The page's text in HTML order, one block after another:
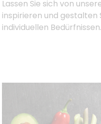
Lassen Sie sich von
inspirieren und gestalten
individuellen